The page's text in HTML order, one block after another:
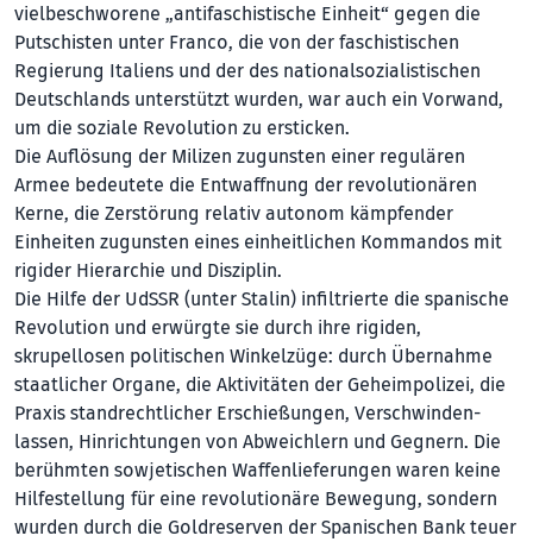
vielbeschworene „antifaschistische Einheit“ gegen die
Putschisten unter Franco, die von der faschistischen
Regierung Italiens und der des nationalsozialistischen
Deutschlands unterstützt wurden, war auch ein Vorwand,
um die soziale Revolution zu ersticken.
Die Auflösung der Milizen zugunsten einer regulären
Armee bedeutete die Entwaffnung der revolutionären
Kerne, die Zerstörung relativ autonom kämpfender
Einheiten zugunsten eines einheitlichen Kommandos mit
rigider Hierarchie und Disziplin.
Die Hilfe der UdSSR (unter Stalin) infiltrierte die spanische
Revolution und erwürgte sie durch ihre rigiden,
skrupellosen politischen Winkelzüge: durch Über­nahme
staatlicher Organe, die Aktivitäten der Geheimpolizei, die
Praxis standrechtlicher Erschießungen, Verschwin­den-
lassen, Hinrichtungen von Abweichlern und Gegnern. Die
berühmten sowjetischen Waffenlieferungen waren keine
Hilfestellung für eine revolutionäre Bewegung, sondern
wurden durch die Goldreserven der Spanischen Bank teuer